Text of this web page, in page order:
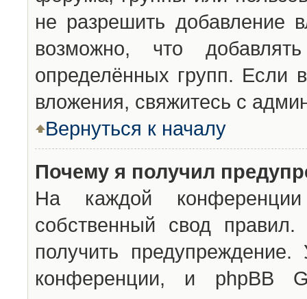
не разрешить добавление
возможно, что
определённых групп. Если
вложения, свяжитесь с
Вернуться к началу
Почему я получил
На каждой конференции
собственный свод
получить
конференции, и phpBB